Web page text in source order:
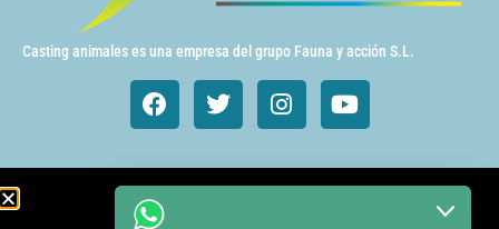
Casting animales es una empresa del grupo Fauna y acción S.L.
Animales de cine y TV